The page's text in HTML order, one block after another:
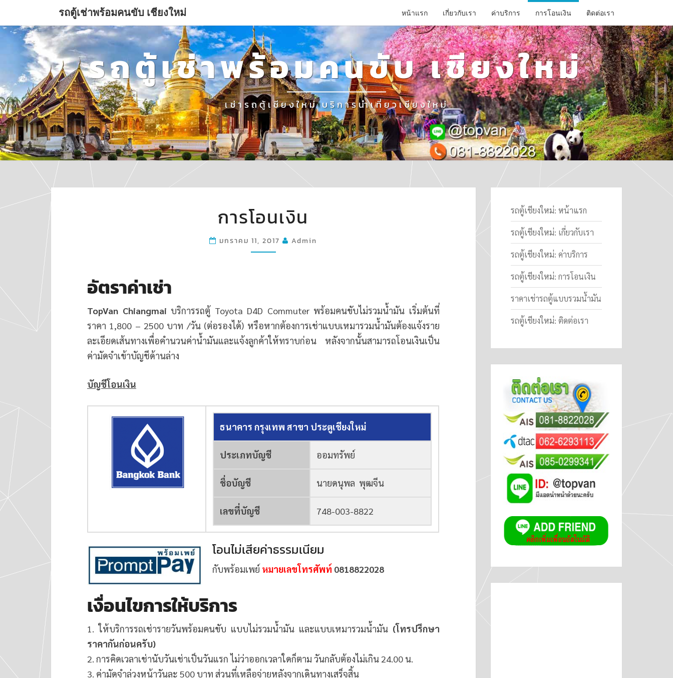
รถตู้เช่าพร้อมคนขับ เชียงใหม่ หน้าแรก เกี่ยวกับเรา ค่าบริการ การโอนเงิน ติดต่อเรา
รถตู้เช่าพร้อมคนขับ เชียงใหม่
เช่ารถตู้เชียงใหม่ บริการนำเที่ยวเชียงใหม่
โอน
การโอนเงิน
มกราคม 11, 2017 Admin
อัตราค่าเช่า
TopVan Chiangmai บริการรถตู้ Toyota D4D Commuter พร้อมคนขับไม่รวมน้ำมัน เริ่มต้นที่
ราคา 1,800 – 2500 บาท /วัน (ต่อรองได้) หรือหากต้องการเช่าแบบเหมารวมน้ำมันต้องแจ้งราย
ละเอียดเส้นทางเพื่อคำนวนค่าน้ำมันและแจ้งลูกค้าให้ทราบก่อน หลังจากนั้นสามารถโอนเงินเป็น
ค่ามัดจำเข้าบัญชีด้านล่าง
บัญชีโอนเงิน
ธนาคาร กรุงเทพ สาขา ประตูเชียงใหม่
ประเภทบัญชี ออมทรัพย์
ชื่อบัญชี นายดนุพล พุฒจีน
เลขที่บัญชี 748-003-8822
โอนไม่เสียค่าธรรมเนียม
กับพร้อมเพย์ หมายเลขโทรศัพท์ 0818822028
เงื่อนไขการให้บริการ
1. ให้บริการรถเช่ารายวันพร้อมคนขับ แบบไม่รวมน้ำมัน และแบบเหมารวมน้ำมัน (โทรปรึกษา
ราคากันก่อนครับ)
2. การคิดเวลาเช่านับวันเช่าเป็นวันแรก ไม่ว่าออกเวลาใดก็ตาม วันกลับต้องไม่เกิน 24.00 น.
3. ค่ามัดจำล่วงหน้าวันละ 500 บาท ส่วนที่เหลือจ่ายหลังจากเดินทางเสร็จสิ้น
รถตู้เชียงใหม่: หน้าแรก
รถตู้เชียงใหม่: เกี่ยวกับเรา
รถตู้เชียงใหม่: ค่าบริการ
รถตู้เชียงใหม่: การโอนเงิน
ราคาเช่ารถตู้แบบรวมน้ำมัน
รถตู้เชียงใหม่: ติดต่อเรา